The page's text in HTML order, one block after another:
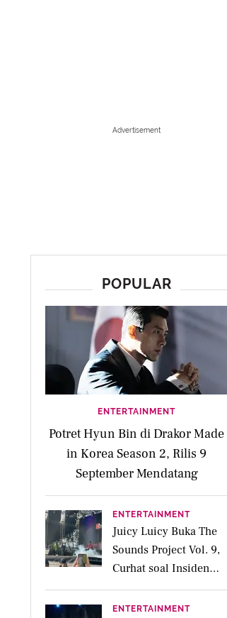
Advertisement
POPULAR
ENTERTAINMENT
Potret Hyun Bin di Drakor Made
in Korea Season 2, Rilis 9
September Mendatang
ENTERTAINMENT
Juicy Luicy Buka The
Sounds Project Vol. 9,
Curhat soal Insiden
Salah Kostum
ENTERTAINMENT